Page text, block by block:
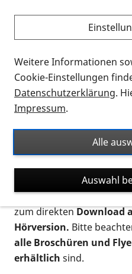
Sie möchten wissen, wie
suchen und dieses
können? Schauen Sie
Thema Infomaterial auf
für blinde und
Auf dieser Seite finden
Ort. Nutzen Sie den
nach Flyern und
suchen. Die meisten
verschiedenen Formaten
postalischen
zum direktenDownload
Hörversion. Bitte
alle Broschüren und
erhältlich sind.
Weitere Informationen
Cookie-Einstellungen
Datenschutzerklärung.
Impressum.
Alle
Auswahl